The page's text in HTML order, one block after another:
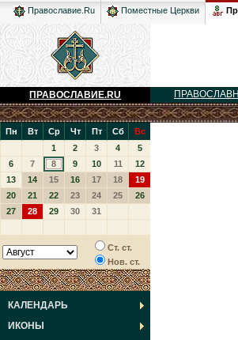
Православие.Ru Поместные Церкви
ПРАВОСЛАВИЕ.RU
Пн Вт Ср Чт Пт Сб
Вс
1
2 3 4
5
6
7 8 9 10 11
12
13
14 15 16 17 18
19
20
21 22 23 24 25
26
27
28 29 30 31
Ст. ст.
Нов. ст.
КАЛЕНДАРЬ
ИКОНЫ